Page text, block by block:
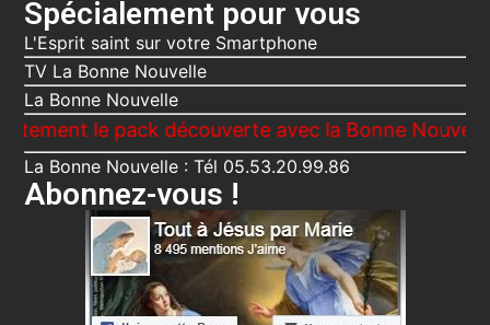
Spécialement pour vous
L'Esprit saint sur votre Smartphone
TV La Bonne Nouvelle
La Bonne Nouvelle
le pack découverte avec la Bonne Nouvelle, Le
La Bonne Nouvelle : Tél 05.53.20.99.86
Abonnez-vous !